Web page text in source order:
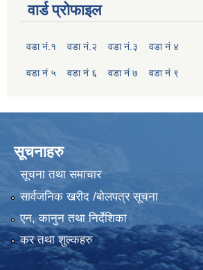
वार्ड प्रोफाइल
वडा नं.१ वडा नं.२ वडा नं.३ वडा नं ४
वडा नं ५ वडा नं ६ वडा नं ७ वडा नं ९
सूचनाहरु
सूचना तथा समाचार
सार्वजनिक खरीद /बोलपत्र सूचना
एन, कानुन तथा निर्देशिका
कर तथा शुल्कहरु